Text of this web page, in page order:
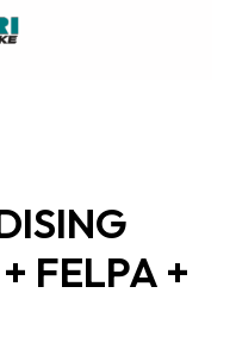
FELPA +